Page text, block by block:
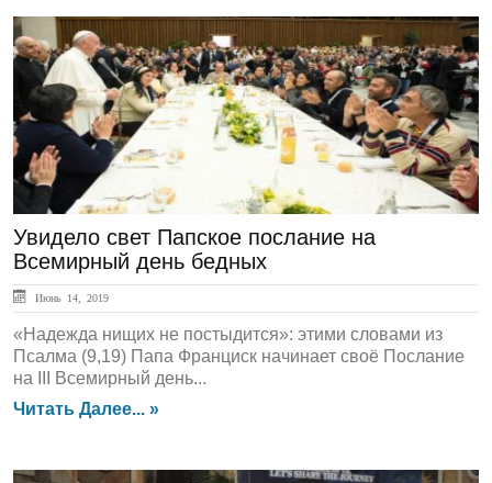
ЛЕНТА НОВОСТЕЙ
Увидело свет Папское послание на
Всемирный день бедных
Июнь 14, 2019
«Надежда нищих не постыдится»: этими словами из
Псалма (9,19) Папа Франциск начинает своё Послание
на III Всемирный день...
Читать Далее... »